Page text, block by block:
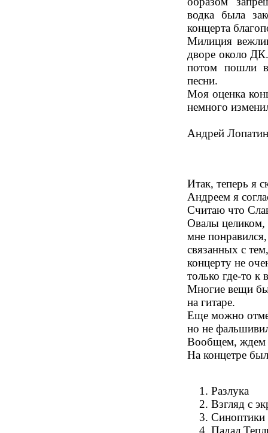
водка была
концерта
Милиция
дворе около
потом пошли
песни.
Моя оценка
немного
Андрей
Итак, теперь я
Андреем я
Считаю что
Овалы целиком,
мне
связанных с
концерту не
только где-то
Многие вещи
на гитаре.
Еще можно
но не
Вообщем, ждем
На концетре
Разлука
Взгляд с
Синоптики
Падал